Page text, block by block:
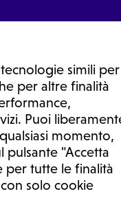
simili per
per altre finalità
Puoi
momento,
pulsante "Accetta
per tutte le finalità
solo cookie
medico. In nessun
dal medico. Non si
di una diagnosi, la
prima consultare un